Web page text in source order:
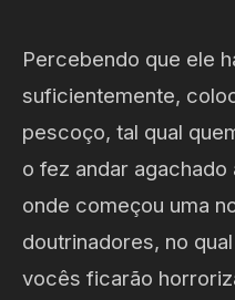
Percebendo que ele
suficientemente,
pescoço, tal qual
o fez andar
onde começou uma
doutrinadores, no
vocês ficarão